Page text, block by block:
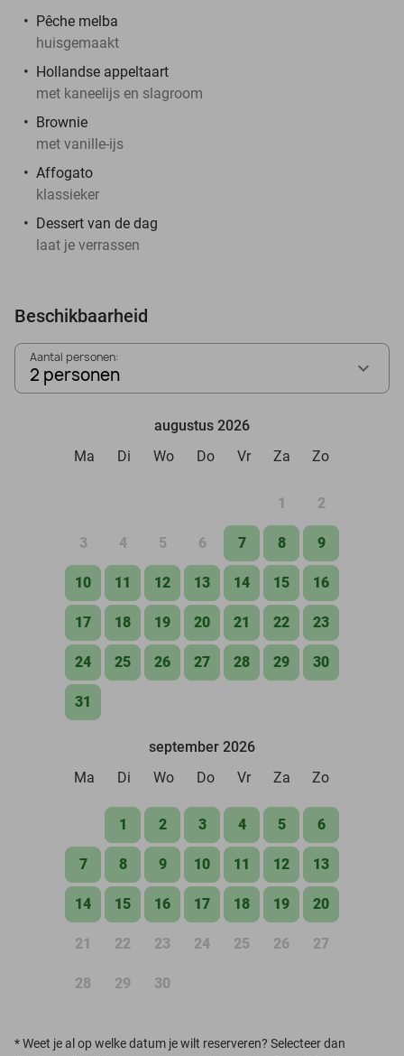
Pêche melba
huisgemaakt
Hollandse appeltaart
met kaneelijs en slagroom
Brownie
met vanille-ijs
Affogato
klassieker
Dessert van de dag
laat je verrassen
Beschikbaarheid
Aantal personen:
2 personen
augustus 2026
Ma
Di Wo Do Vr Za Zo
1 2
3 4 5 6 7 8 9
10 11 12 13 14 15 16
17 18 19 20 21 22 23
24 25 26 27 28 29 30
31
september 2026
Ma
Di Wo Do Vr Za Zo
1 2 3 4 5 6
7 8 9 10 11 12 13
14 15 16 17 18 19 20
21 22 23 24 25 26 27
28 29 30
*Weet je al op welke datum je wilt reserveren? Selecteer dan